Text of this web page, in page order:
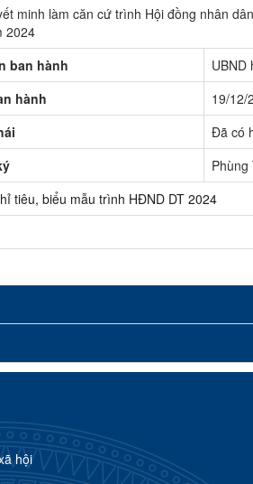
minh làm căn cứ trình Hội đồng nhân
2024
ban hành
UBND
hành
19/12/
Đã có
Phùng
tiêu, biểu mẫu trình HĐND DT 2024
hội